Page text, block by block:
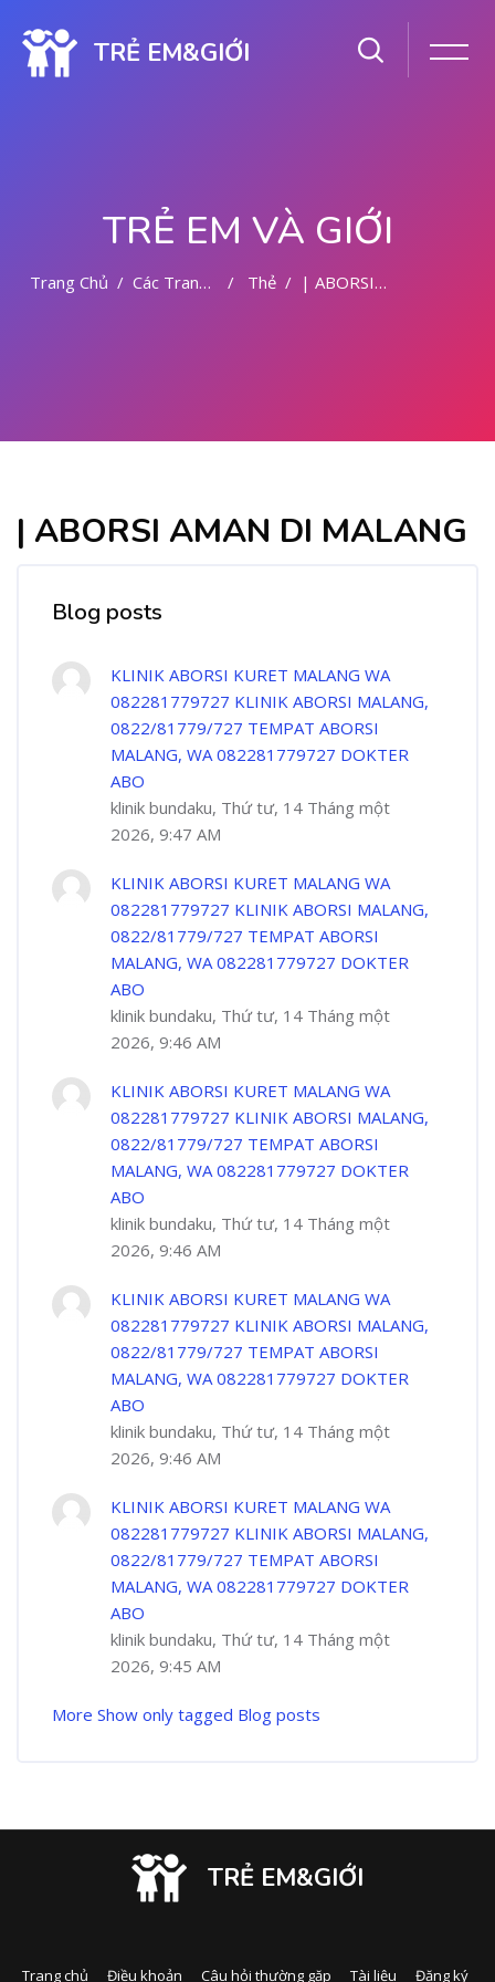
TRẺ EM&GIỚI
TRẺ EM VÀ GIỚI
Trang Chủ Các Trang Của Hệ Thống Thẻ | ABORSI AMAN DI MALANG
| ABORSI AMAN DI MALANG
Blog posts
KLINIK ABORSI KURET MALANG WA
082281779727 KLINIK ABORSI MALANG,
0822/81779/727 TEMPAT ABORSI
MALANG, WA 082281779727 DOKTER
ABO
klinik bundaku, Thứ tư, 14 Tháng một
2026, 9:47 AM
KLINIK ABORSI KURET MALANG WA
082281779727 KLINIK ABORSI MALANG,
0822/81779/727 TEMPAT ABORSI
MALANG, WA 082281779727 DOKTER
ABO
klinik bundaku, Thứ tư, 14 Tháng một
2026, 9:46 AM
KLINIK ABORSI KURET MALANG WA
082281779727 KLINIK ABORSI MALANG,
0822/81779/727 TEMPAT ABORSI
MALANG, WA 082281779727 DOKTER
ABO
klinik bundaku, Thứ tư, 14 Tháng một
2026, 9:46 AM
KLINIK ABORSI KURET MALANG WA
082281779727 KLINIK ABORSI MALANG,
0822/81779/727 TEMPAT ABORSI
MALANG, WA 082281779727 DOKTER
ABO
klinik bundaku, Thứ tư, 14 Tháng một
2026, 9:46 AM
KLINIK ABORSI KURET MALANG WA
082281779727 KLINIK ABORSI MALANG,
0822/81779/727 TEMPAT ABORSI
MALANG, WA 082281779727 DOKTER
ABO
klinik bundaku, Thứ tư, 14 Tháng một
2026, 9:45 AM
More Show only tagged Blog posts
TRẺ EM&GIỚI
Trang chủ Điều khoản Câu hỏi thường gặp Tài liệu Đăng ký